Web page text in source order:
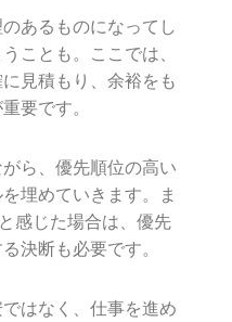
あるものになってし
ことも。ここでは、
見積もり、余裕をも
要です。
ら、優先順位の高い
埋めていきます。ま
感じた場合は、優先
決断も必要です。
はなく、仕事を進め